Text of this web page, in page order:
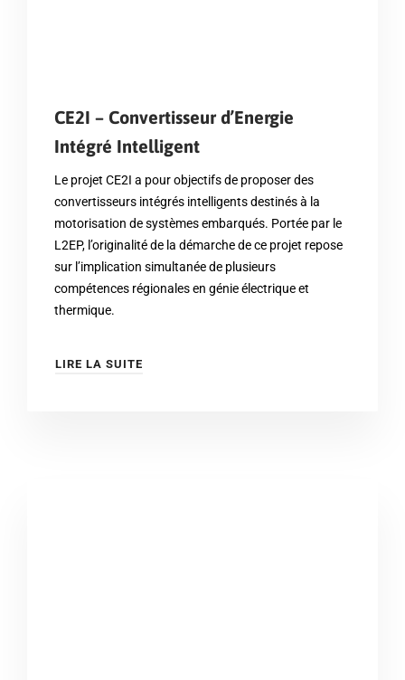
CE2I – Convertisseur d’Energie
Intégré Intelligent
Le projet CE2I a pour objectifs de proposer des
convertisseurs intégrés intelligents destinés à la
motorisation de systèmes embarqués. Portée par le
L2EP, l’originalité de la démarche de ce projet repose
sur l’implication simultanée de plusieurs
compétences régionales en génie électrique et
thermique.
LIRE LA SUITE